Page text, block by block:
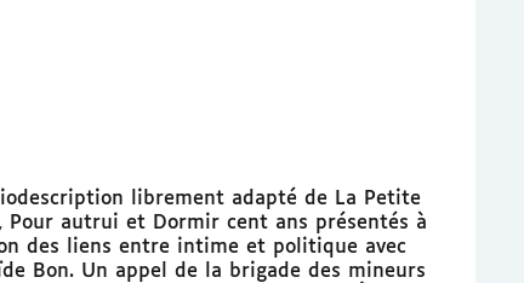
librement adapté de La Petite
Pour autrui et Dormir cent ans présentés à
des liens entre intime et politique avec
Bon. Un appel de la brigade des mineurs